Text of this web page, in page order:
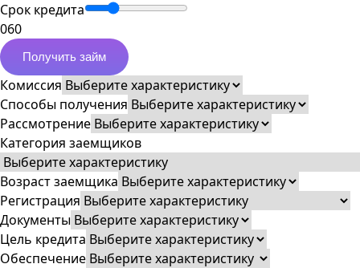
Срок кредита
060
Получить займ
Комиссия
Способы получения
Рассмотрение
Категория заемщиков
Возраст заемщика
Регистрация
Документы
Цель кредита
Обеспечение